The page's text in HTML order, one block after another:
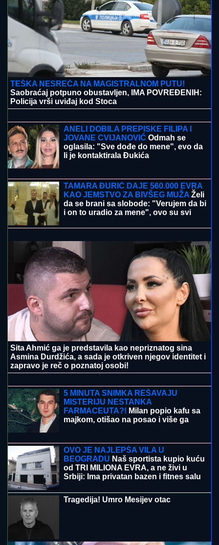
KRVAVI EVRI
Dok su Milica i Marko mučili pekara (73)
tokom intimnog odnosa, Martina (30) je u "puntu"
radila JEDNU stvar! (FOTO, VIDEO)
PAPARACO! UHVATILI SMO BRATA
ANE IVANOVIĆ U CRNOJ GORISa
ženom i detetom uživa na letovanju:
Džajina ćerka u uskoj haljini mami
(VIDEO) PRAVILA HAOS U ELITI 9,
SAD POSTAJE PEVAČICASnimak
uzburkao mreže, silikoni u prvom
planu: O njenom skandalu sa 20
TEŠKA NESREĆA NA MAGISTRALNOM PUTU!
Saobraćaj potpuno obustavljen, IMA POVREĐENIH:
Policija vrši uviđaj kod Stoca
CECA U CRNOJ GORI:Svi se okretali
za njom u papučama, NE MOŽE DA
DOČEKA NASTUP, a evo šta joj od
ranog jutra stvara VELIKU
NELAGODU! (VIDEO)
ANELI DOBILA PREPISKE FILIPA I
JOVANE CVIJANOVIĆ
li je kontaktirala Đukića
"ŽELIM BEBU"
svadbi, renoviranju kuće, zašto je pristala na rijaliti i
obnaživanje: "Išla sam roditeljima da kažem da
odustajem"